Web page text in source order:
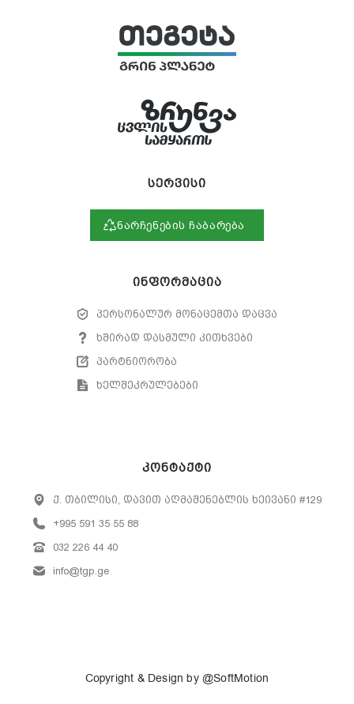
სერვისი
ნარჩენების ჩაბარება
ინფორმაცია
პერსონალურ მონაცემთა დაცვა
ხშირად დასმული კითხვები
პარტნიორობა
ხელშეკრულებები
კონტაქტი
ქ. თბილისი, დავით აღმაშენებლის ხეივანი #129
+995 591 35 55 88
032 226 44 40
info@tgp.ge
Copyright & Design by @SoftMotion